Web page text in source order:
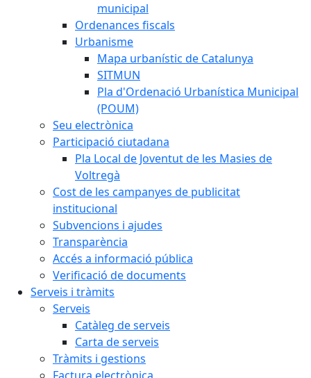
municipal
Ordenances fiscals
Urbanisme
Mapa urbanístic de Catalunya
SITMUN
Pla d'Ordenació Urbanística Municipal
(POUM)
Seu electrònica
Participació ciutadana
Pla Local de Joventut de les Masies de
Voltregà
Cost de les campanyes de publicitat
institucional
Subvencions i ajudes
Transparència
Accés a informació pública
Verificació de documents
Serveis i tràmits
Serveis
Catàleg de serveis
Carta de serveis
Tràmits i gestions